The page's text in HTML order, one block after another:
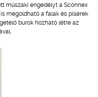
műszaki engedélyt a Sconnex
megoldható a falak és pillérek
burok hozható létre az